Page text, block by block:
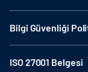
Bilgi Güvenliği
ISO 27001 Belgesi